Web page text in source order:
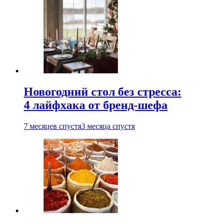
Новогодний стол без стресса:
4 лайфхака от бренд-шефа
7 месяцев спустя3 месяца спустя